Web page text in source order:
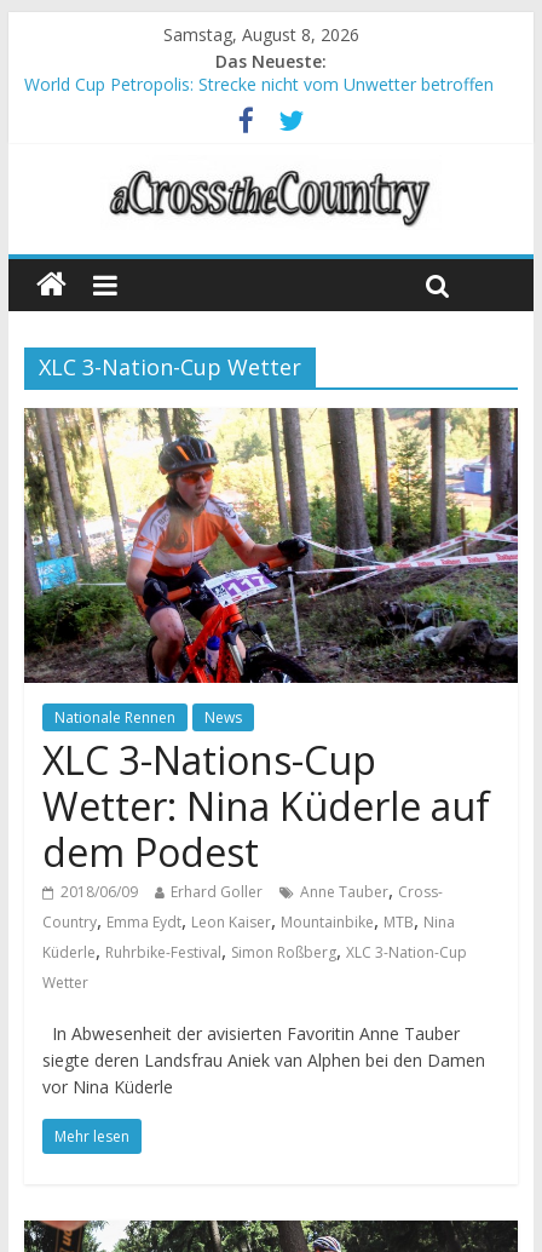
Samstag, August 8, 2026
Das Neueste:
World Cup Petropolis: Strecke nicht vom Unwetter betroffen
Krumbach und Obergessertshausen: Mountainbike-Bundesliga
Supercup Massi Banyoles: Siege für Carod und Richards
Halbzeit beim Andalucia Bike Race: Weltmeister Seewald führt
Chelva: Schweizer Doppelsieg beim ersten XCO-Rennen der
XLC 3-Nation-Cup Wetter
Nationale Rennen News
XLC 3-Nations-Cup
Wetter: Nina Küderle auf
dem Podest
2018/06/09 Erhard Goller Anne Tauber, Cross-
Country, Emma Eydt, Leon Kaiser, Mountainbike, MTB, Nina
Küderle, Ruhrbike-Festival, Simon Roßberg, XLC 3-Nation-Cup
Wetter
In Abwesenheit der avisierten Favoritin Anne Tauber
siegte deren Landsfrau Aniek van Alphen bei den Damen
vor Nina Küderle
Mehr lesen